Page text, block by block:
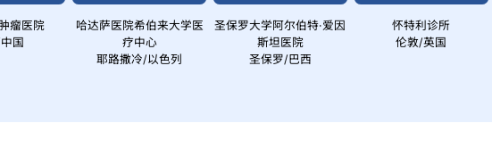
瘤医院
国
哈达萨医院希伯来大学医
疗中心
耶路撒冷/以色列
圣保罗大学阿尔伯特·爱因
斯坦医院
圣保罗/巴西
怀特利诊所
伦敦/英国